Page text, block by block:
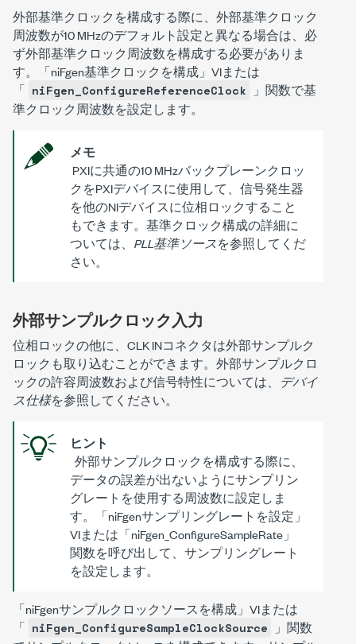
外部基準クロックを構成する際に、外部基準クロック
周波数が10 MHzのデフォルト設定と異なる場合は、必
ず外部基準クロック周波数を構成する必要がありま
す。「niFgen基準クロックを構成」VIまたは
「 niFgen_ConfigureReferenceClock
」関数で基
準クロック周波数を設定します。
メモ
PXIに共通の10 MHzバックプレーンクロッ
クをPXIデバイスに使用して、信号発生器
を他のNIデバイスに位相ロックすること
もできます。基準クロック構成の詳細に
ついては、 PLL基準ソースを参照してくだ
さい。
外部サンプルクロック入力
位相ロックの他に、CLK INコネクタは外部サンプルク
ロックも取り込むことができます。外部サンプルクロ
ックの許容周波数および信号特性については、 デバイ
ス仕様を参照してください。
ヒント
外部サンプルクロックを構成する際に、
データの誤差が出ないようにサンプリン
グレートを使用する周波数に設定しま
す。「niFgenサンプリングレートを設定」
VIまたは「niFgen_ConfigureSampleRate 」
関数を呼び出して、サンプリングレート
を設定します。
「niFgenサンプルクロックソースを構成」VIまたは
「 niFgen_ConfigureSampleClockSource
」関数